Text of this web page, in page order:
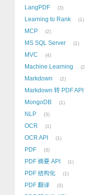
LangPDF 3
Learning to Rank 1
MCP 2
MS SQL Server 1
MVC 4
Machine Learning 2
Markdown 2
Markdown 转 PDF API
MongoDB 1
NLP 3
OCR 1
OCR API 1
PDF 3
PDF 摘要 API 1
PDF 结构化 1
PDF 翻译 3